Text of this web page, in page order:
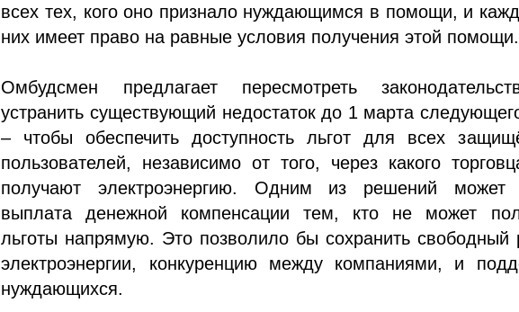
всех тех, кого оно признало нуждающимся в помощи, и
них имеет право на равные условия получения этой помощи.
Омбудсмен предлагает пересмотреть
устранить существующий недостаток до 1 марта
– чтобы обеспечить доступность льгот для всех
пользователей, независимо от того, через какого
получают электроэнергию. Одним из решений может
выплата денежной компенсации тем, кто не может
льготы напрямую. Это позволило бы сохранить свободный
электроэнергии, конкуренцию между компаниями, и
нуждающихся.